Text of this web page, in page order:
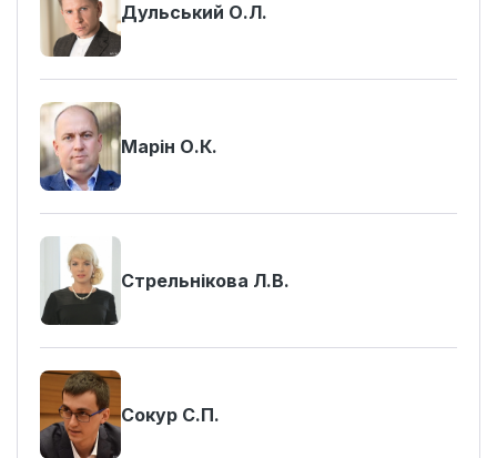
Дульський О.Л.
Марін О.К.
Стрельнікова Л.В.
Сокур С.П.